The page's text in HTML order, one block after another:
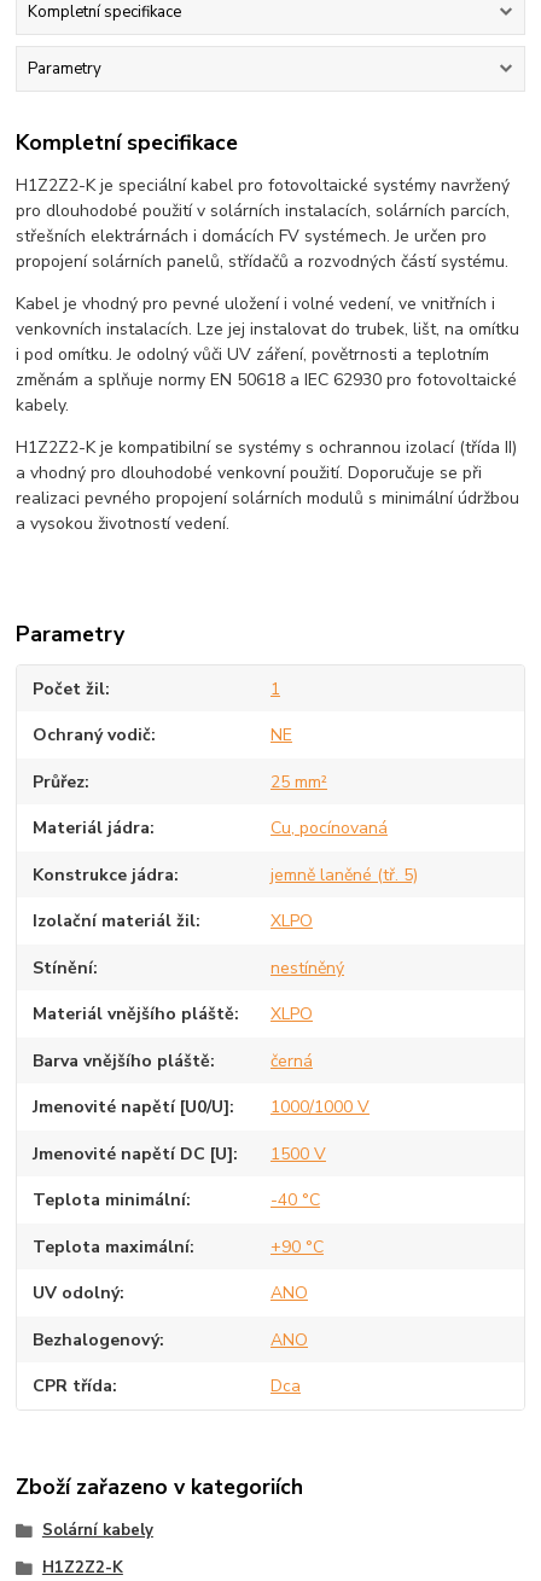
Kompletní specifikace
Parametry
Kompletní specifikace
H1Z2Z2-K je speciální kabel pro fotovoltaické systémy navržený
pro dlouhodobé použití v solárních instalacích, solárních parcích,
střešních elektrárnách i domácích FV systémech. Je určen pro
propojení solárních panelů, střídačů a rozvodných částí systému.
Kabel je vhodný pro pevné uložení i volné vedení, ve vnitřních i
venkovních instalacích. Lze jej instalovat do trubek, lišt, na omítku
i pod omítku. Je odolný vůči UV záření, povětrnosti a teplotním
změnám a splňuje normy EN 50618 a IEC 62930 pro fotovoltaické
kabely.
H1Z2Z2-K je kompatibilní se systémy s ochrannou izolací (třída II)
a vhodný pro dlouhodobé venkovní použití. Doporučuje se při
realizaci pevného propojení solárních modulů s minimální údržbou
a vysokou životností vedení.
Parametry
Počet žil 1
Ochraný vodič NE
Průřez 25 mm²
Materiál jádra Cu, pocínovaná
Konstrukce jádra jemně laněné (tř. 5)
Izolační materiál žil XLPO
Stínění nestíněný
Materiál vnějšího pláště XLPO
Barva vnějšího pláště černá
Jmenovité napětí [U0/U] 1000/1000 V
Jmenovité napětí DC [U] 1500 V
Teplota minimální -40 °C
Teplota maximální +90 °C
UV odolný ANO
Bezhalogenový ANO
CPR třída Dca
Zboží zařazeno v kategoriích
Solární kabely
H1Z2Z2-K